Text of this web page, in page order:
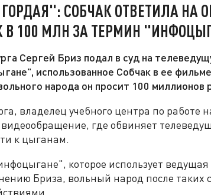
СОБЧАК ОТВЕТИЛА НА
В 100 МЛН ЗА ТЕРМИН
Сергей Бриз подал в суд на
использованное Собчак в ее
народа он просит 100 миллионов
владелец учебного центра по работе
где обвиняет
к цыганам.
которое использует
Бриза, вольный народ после таких